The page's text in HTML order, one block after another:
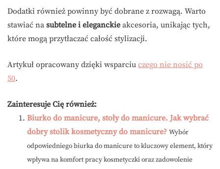
Dodatki również powinny być dobrane z rozwagą. Warto
stawiać na subtelne i eleganckie akcesoria, unikając tych,
które mogą przytłaczać całość stylizacji.
Artykuł opracowany dzięki wsparciu czego nie nosić po
50.
Zainteresuje Cię również:
Biurko do manicure, stoły do manicure. Jak wybrać
dobry stolik kosmetyczny do manicure? Wybór
odpowiedniego biurka do manicure to kluczowy element, który
wpływa na komfort pracy kosmetyczki oraz zadowolenie